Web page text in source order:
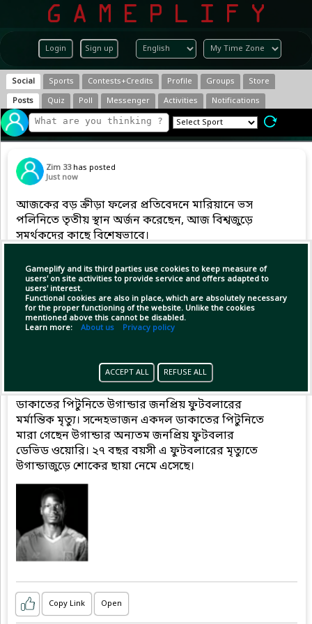
Login Sign up
Gameplify and its third parties use cookies to keep measure of
users' on site activities to provide service and offers adapted to
users' interest.
Functional cookies are also in place, which are absolutely necessary
for the proper functioning of the website. Unlike the cookies
mentioned above this cannot be disabled.
Learn more: About us Privacy policy
ACCEPT ALL REFUSE ALL
Social Sports Contests+Credits Profile Groups
Store
Posts
Quiz Poll Messenger Activities Notifications
Zim 33 has posted
Just now
আজকের বড় ক্রীড়া ফলের প্রতিবেদনে মারিয়ানে ভস
পলিনিতে তৃতীয় স্থান অর্জন করেছেন, আজ বিশ্বজুড়ে
সমর্থকদের কাছে বিশেষভাবে।
Copy Link Open
has posted
14 minutes ago
ডাকাতের পিটুনিতে উগান্ডার জনপ্রিয় ফুটবলারের
মর্মান্তিক মৃত্যু। সন্দেহভাজন একদল ডাকাতের পিটুনিতে
মারা গেছেন উগান্ডার অন্যতম জনপ্রিয় ফুটবলার
ডেভিড ওয়োরি। ২৭ বছর বয়সী এ ফুটবলারের মৃত্যুতে
উগান্ডাজুড়ে শোকের ছায়া নেমে এসেছে।
Copy Link Open